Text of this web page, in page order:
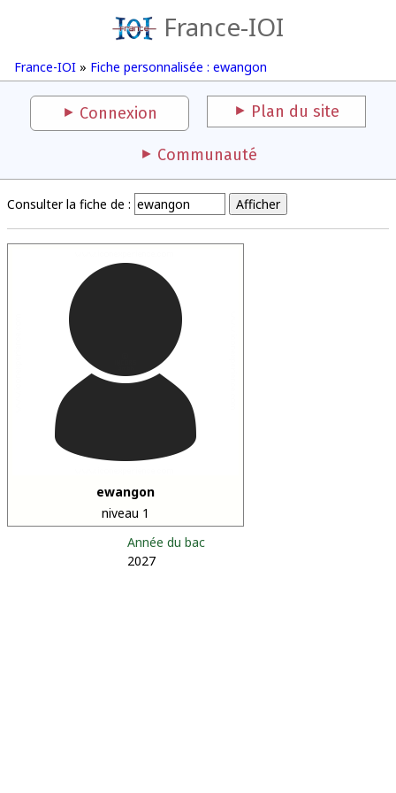
France-IOI
France-IOI » Fiche personnalisée : ewangon
Connexion Plan du site
Communauté
Consulter la fiche de :
ewangon
niveau 1
Année du bac
2027